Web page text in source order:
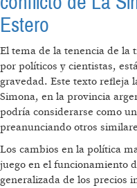
Estero
El tema de la tenencia de la
por políticos y cientistas,
gravedad. Este texto refleja
Simona, en la provincia
podría considerarse como
preanunciando otros
Los cambios en la política
juego en el funcionamiento
generalizada de los precios